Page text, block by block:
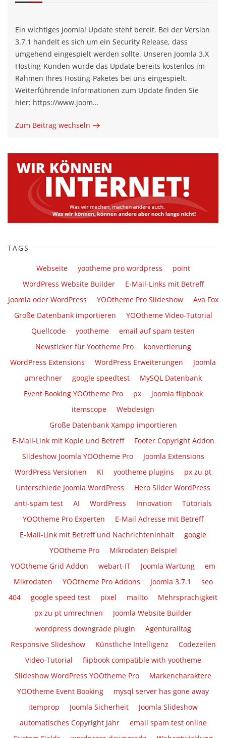
Ein wichtiges Joomla! Update steht bereit. Bei der Version
3.7.1 handelt es sich um ein Security Release, dass
umgehend eingespielt werden sollte. Unseren Joomla 3.X
Hosting-Kunden wurde das Update bereits kostenlos im
Rahmen Ihres Hosting-Paketes bei uns eingespielt.
Weiterführende Informationen zum Update finden Sie
hier: https://www.joom…
Zum Beitrag wechseln
TAGS
Webseite yootheme pro wordpress
point
WordPress Website Builder
E-Mail-Links mit Betreff
Joomla oder WordPress
YOOtheme Pro Slideshow
Ava Fox
Große Datenbank importieren
YOOtheme Video-Tutorial
Quellcode
yootheme
email auf spam testen
Newsticker für Yootheme Pro
konvertierung
WordPress Extensions
WordPress Erweiterungen
Joomla
umrechner
google speedtest
MySQL Datenbank
Event Booking YOOtheme Pro
px
joomla flipbook
itemscope
Webdesign
Große Datenbank Xampp importieren
E-Mail-Link mit Kopie und Betreff
Footer Copyright Addon
Slideshow Joomla YOOtheme Pro
Joomla Extensions
WordPress Versionen
KI yootheme plugins
px zu pt
Unterschiede Joomla WordPress
Hero Slider WordPress
anti-spam test
AI WordPress Innovation
Tutorials
YOOtheme Pro Experten
E-Mail Adresse mit Betreff
E-Mail-Link mit Betreff und Nachrichteninhalt
google
YOOtheme Pro
Mikrodaten Beispiel
YOOtheme Grid Addon
webart-IT Joomla Wartung
em
Mikrodaten
YOOtheme Pro Addons Joomla 3.7.1
seo
404
google speed test pixel mailto
Mehrsprachigkeit
px zu pt umrechnen
Joomla Website Builder
wordpress downgrade plugin
Agenturalltag
Responsive Slideshow
Künstliche Intelligenz
Codezeilen
Video-Tutorial
flipbook compatible with yootheme
Slideshow WordPress YOOtheme Pro
Markencharaktere
YOOtheme Event Booking
mysql server has gone away
itemprop
Joomla Sicherheit
Joomla Slideshow
automatisches Copyright Jahr
email spam test online